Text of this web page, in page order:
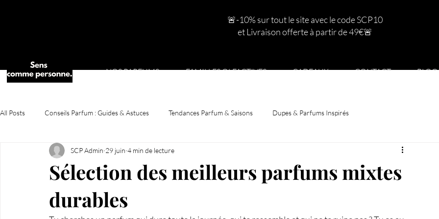
🚨-10% sur tout le site avec le code SCP10
et Livraison offerte à partir de 49€🚨
NOS PARFUMS FAMILLES OLFACTIVES CADEAUX CONTACT BLOG
All Posts Conseils Parfum : Guides & Astuces Tendances Parfum & Saisons Dupes & Parfums Inspirés
Sélection des meilleurs parfums mixtes
durables
SCP Admin 29 juin 4 min de lecture